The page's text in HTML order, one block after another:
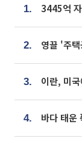
1.
2.
3.
4. 바다 태운